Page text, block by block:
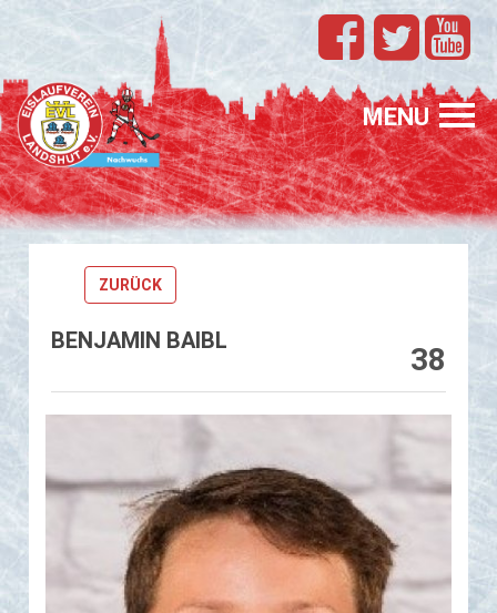
MENU
TEAMS
EVL
SPONSORING
FÖRDERUNG
GASTELTERN
ZURÜCK
BENJAMIN BAIBL
38